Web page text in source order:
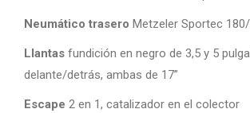
Neumático trasero Metzeler Sportec
Llantas fundición en negro de 3,5 y 5
delante/detrás, ambas de 17”
Escape 2 en 1, catalizador en el colector